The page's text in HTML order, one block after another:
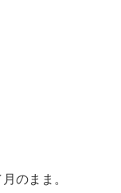
のまま。